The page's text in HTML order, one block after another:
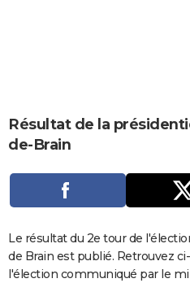
CARTE DE VOEUX
Carte de Noël
Carte Bonne année
Carte Saint-Valentin
Carte Pâques
Carte d'anniversaire
DICTIONNAIRE
Dictionnaire
Biographies
Expressions
Proverbes
PROGRAMME TV
S'inscrire
Se connecter
Lycées
Collèges
Primaires
Universités
Entreprises
Service militaire
Avis de recherche
AVIS DE DÉCÈS
Résultat de la
de-Brain
Le résultat du 2e tour de
de Brain est publié. Retrouvez
l'élection communiqué par le